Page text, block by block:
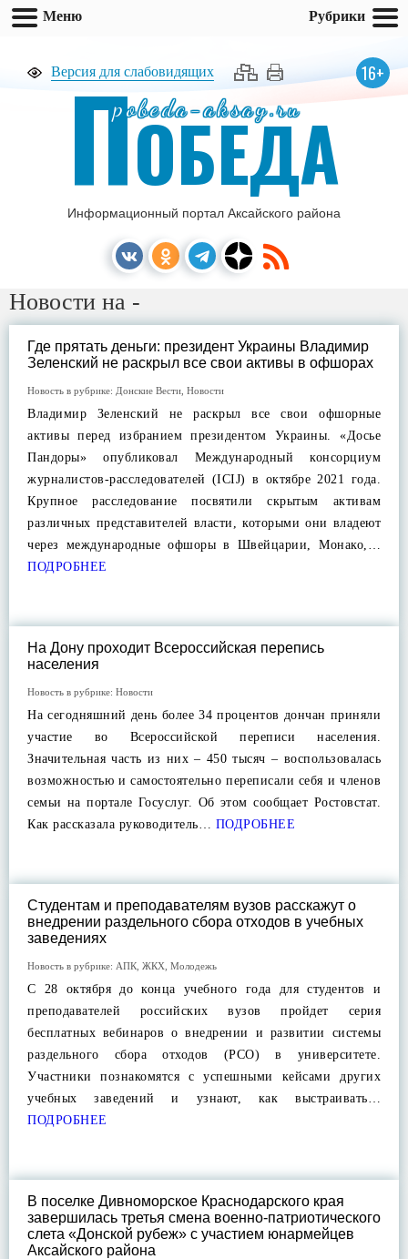
Версия для слабовидящих 16+
pobeda-aksay.ru
ПОБЕДА
Информационный портал Аксайского района
Новости на -
Где прятать деньги: президент Украины Владимир
Зеленский не раскрыл все свои активы в офшорах
Новость в рубрике: Донские Вести Новости
Владимир Зеленский не раскрыл все свои офшорные
активы перед избранием президентом Украины. «Досье
Пандоры» опубликовал Международный консорциум
журналистов-расследователей (ICIJ) в октябре 2021 года.
Крупное расследование посвятили скрытым активам
различных представителей власти, которыми они владеют
через международные офшоры в Швейцарии, Монако,…
ПОДРОБНЕЕ
На Дону проходит Всероссийская перепись
населения
Новость в рубрике: Новости
На сегодняшний день более 34 процентов дончан приняли
участие во Всероссийской переписи населения.
Значительная часть из них – 450 тысяч – воспользовалась
возможностью и самостоятельно переписали себя и членов
семьи на портале Госуслуг. Об этом сообщает Ростовстат.
Как рассказала руководитель… ПОДРОБНЕЕ
Студентам и преподавателям вузов расскажут о
внедрении раздельного сбора отходов в учебных
заведениях
Новость в рубрике: АПК ЖКХ Молодежь
С 28 октября до конца учебного года для студентов и
преподавателей российских вузов пройдет серия
бесплатных вебинаров о внедрении и развитии системы
раздельного сбора отходов (РСО) в университете.
Участники познакомятся с успешными кейсами других
учебных заведений и узнают, как выстраивать…
ПОДРОБНЕЕ
В поселке Дивноморское Краснодарского края
завершилась третья смена военно-патриотического
слета «Донской рубеж» с участием юнармейцев
Аксайского района
Меню Рубрики